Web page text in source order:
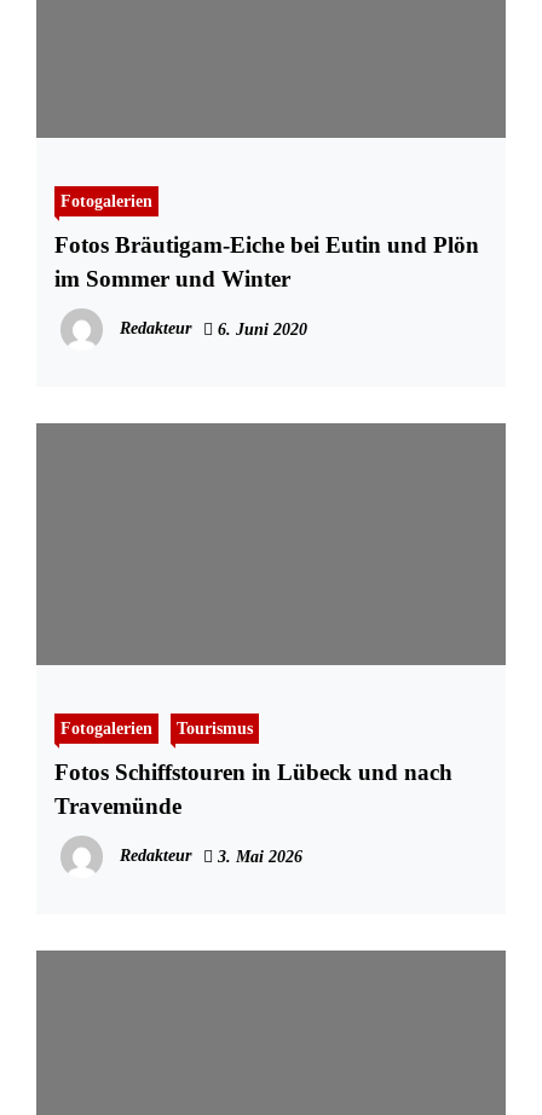
Fotogalerien
Fotos Bräutigam-Eiche bei Eutin und Plön
im Sommer und Winter
Redakteur 6. Juni 2020
Fotogalerien Tourismus
Fotos Schiffstouren in Lübeck und nach
Travemünde
Redakteur 3. Mai 2026